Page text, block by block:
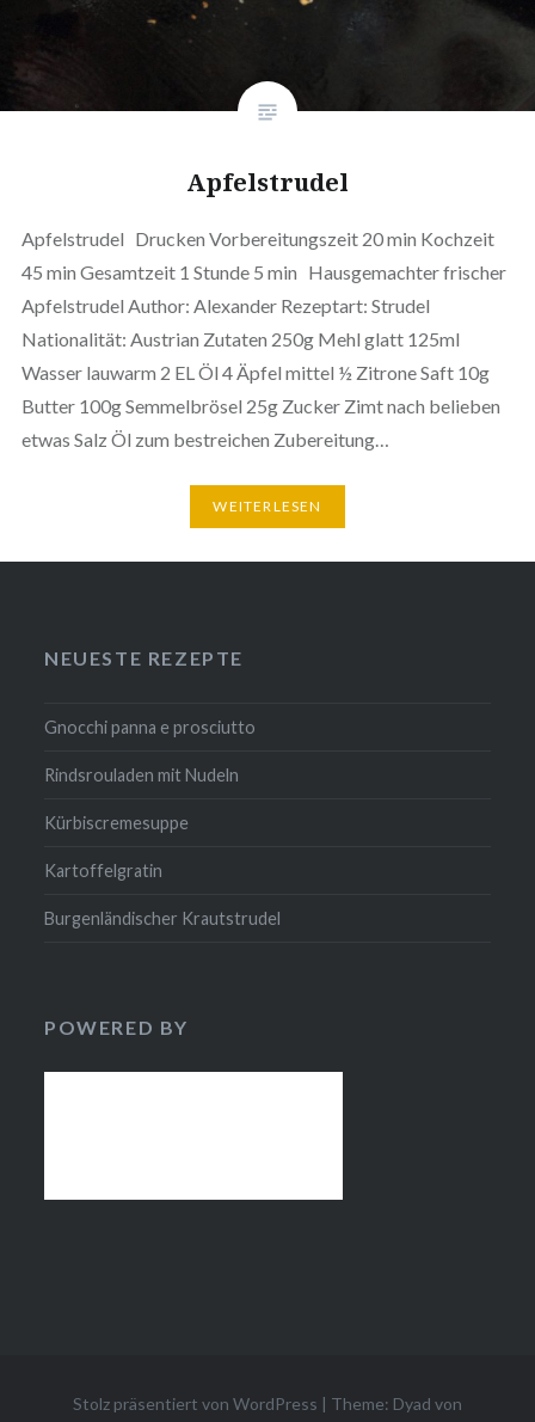
Apfelstrudel
Apfelstrudel Drucken Vorbereitungszeit 20 min Kochzeit
45 min Gesamtzeit 1 Stunde 5 min Hausgemachter frischer
Apfelstrudel Author: Alexander Rezeptart: Strudel
Nationalität: Austrian Zutaten 250g Mehl glatt 125ml
Wasser lauwarm 2 EL Öl 4 Äpfel mittel ½ Zitrone Saft 10g
Butter 100g Semmelbrösel 25g Zucker Zimt nach belieben
etwas Salz Öl zum bestreichen Zubereitung…
WEITERLESEN
NEUESTE REZEPTE
Gnocchi panna e prosciutto
Rindsrouladen mit Nudeln
Kürbiscremesuppe
Kartoffelgratin
Burgenländischer Krautstrudel
POWERED BY
Stolz präsentiert von WordPress | Theme: Dyad von